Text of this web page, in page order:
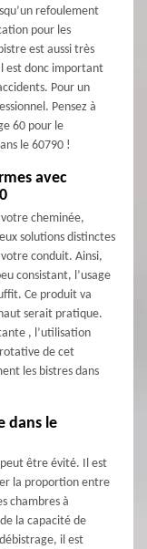
refoulement
pour les
est aussi très
est donc important
Pour un
Pensez à
60 pour le
le 60790 !
avec
votre cheminée,
solutions distinctes
conduit. Ainsi,
consistant, l’usage
Ce produit va
serait pratique.
, l’utilisation
rotative de cet
les bistres dans
dans le
peut être évité. Il est
la proportion entre
chambres à
la capacité de
il est